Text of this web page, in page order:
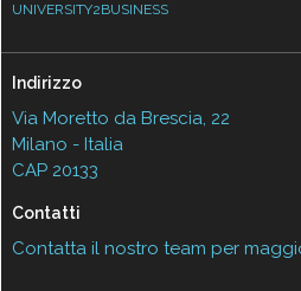
UNIVERSITY2BUSINESS
Indirizzo
Via Moretto da Brescia, 22
Milano - Italia
CAP 20133
Contatti
Contatta il nostro team per